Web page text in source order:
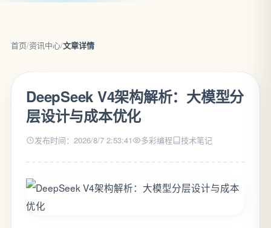
首页/资讯中心/文章详情
DeepSeek V4架构解析：大模型分
层设计与成本优化
发布时间：2026/8/7 2:53:41 多彩编程 技术笔记